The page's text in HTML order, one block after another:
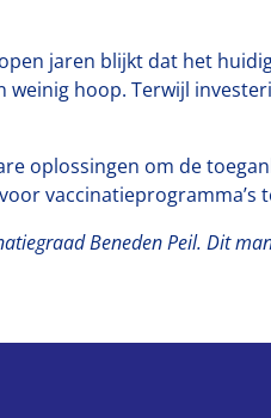
jaren blijkt dat het
hoop. Terwijl
oplossingen om de
vaccinatieprogramma’s
Beneden Peil. Dit